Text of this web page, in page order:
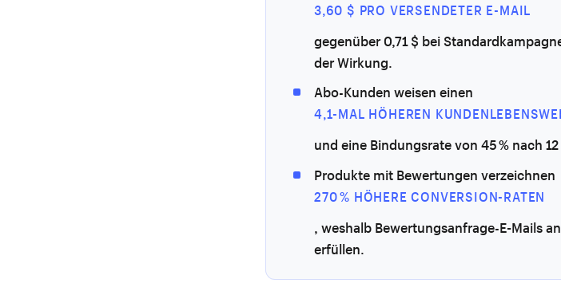
3,60 $ PRO VERSENDETER E-MAIL
gegenüber 0,71 $ bei
der Wirkung.
Abo-Kunden weisen einen
4,1-MAL HÖHEREN
und eine Bindungsrate von 45 % nach
Produkte mit Bewertungen verzeichnen
270 % HÖHERE CONVERSION-RATEN
, weshalb Bewertungsanfrage-E-Mails
erfüllen.